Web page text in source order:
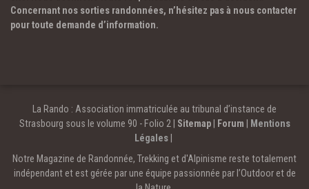
Concernant nos sorties randonnées, n’hésitez pas à nous contacter
pour toute demande d’information.
La Rando : Association immatriculée au tribunal d’instance de
Strasbourg sous le volume 90 - Folio 2 | Sitemap| Forum
Mentions
Légales
Notre Magazine de Randonnée, Trekking et d'Alpinisme reste totalement
indépendant et est gérée par une équipe passionnée par l’Outdoor et de